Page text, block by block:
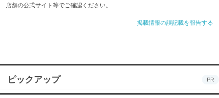
店舗の公式サイト等でご確認ください。
掲載情報の誤記載を報告する
ピックアップ PR